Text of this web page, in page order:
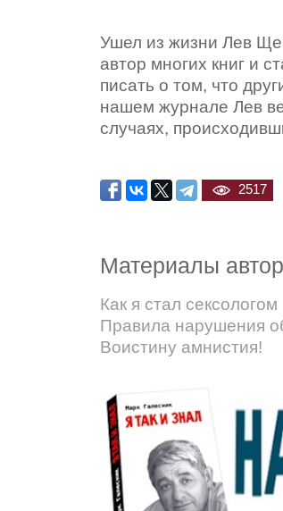
Ушел из жизни Лев
автор многих книг и
писать о том, что
нашем журнале Лев
случаях,
2517
Материалы
Как я стал сексологом
Правила нарушения
Воистину амнистия!